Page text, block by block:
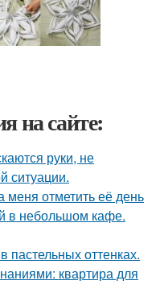
на сайте:
руки, не
ситуации.
меня отметить её день
в небольшом кафе.
пастельных оттенках.
квартира для